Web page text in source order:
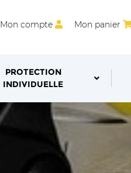
Mon compte Mon panier
PROTECTION
INDIVIDUELLE